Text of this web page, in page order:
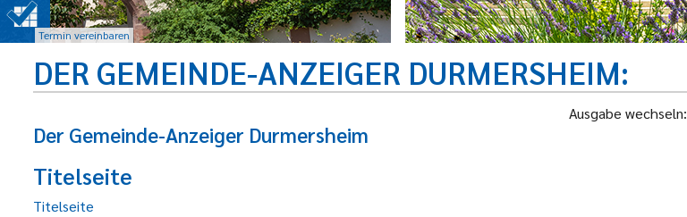
Termin vereinbaren
DER GEMEINDE-ANZEIGER DURMERSHEIM
Ausgabe wechseln:
Der Gemeinde-Anzeiger Durmersheim
Titelseite
Titelseite